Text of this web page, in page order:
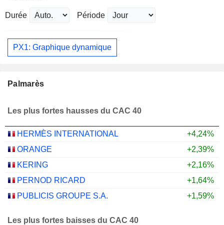
Durée Période
PX1: Graphique dynamique
Palmarès
Les plus fortes hausses du CAC 40
HERMÈS INTERNATIONAL
+4,24%
ORANGE
+2,39%
KERING
+2,16%
PERNOD RICARD
+1,64%
PUBLICIS GROUPE S.A.
+1,59%
Les plus fortes baisses du CAC 40